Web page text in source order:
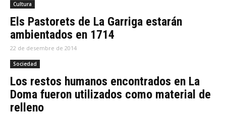
Cultura
Els Pastorets de La Garriga estarán
ambientados en 1714
22 de desembre de 2014
Sociedad
Los restos humanos encontrados en La
Doma fueron utilizados como material de
relleno